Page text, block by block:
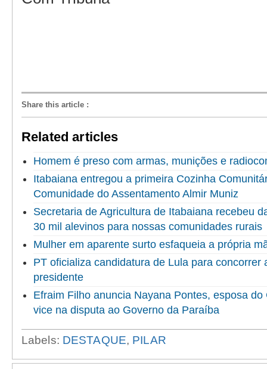
Share this article :
Related articles
Homem é preso com armas, munições e
Itabaiana entregou a primeira Cozinha
Comunidade do Assentamento Almir Muniz
Secretaria de Agricultura de Itabaiana recebeu
30 mil alevinos para nossas comunidades rurais
Mulher em aparente surto esfaqueia a própria
PT oficializa candidatura de Lula para concorrer
presidente
Efraim Filho anuncia Nayana Pontes, esposa
vice na disputa ao Governo da Paraíba
Labels: DESTAQUE, PILAR